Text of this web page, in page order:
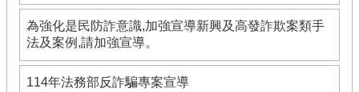
為強化是民防詐意識,加強宣導新興及高發詐欺案類手
法及案例,請加強宣導。
114年法務部反詐騙專案宣導